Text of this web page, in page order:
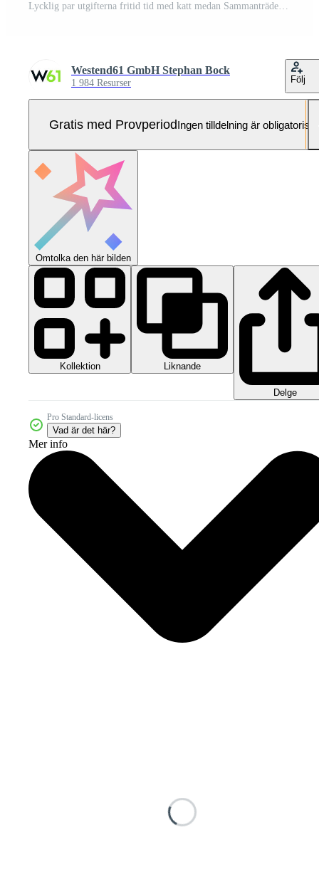
Lycklig par utgifterna fritid tid med katt medan Sammanträde på Hem Pro Foto
Westend61 GmbH Stephan Bock
1 984 Resurser Följ
Gratis med ProvperiodIngen tilldelning är obligatorisk
Omtolka den här bilden
Kollektion Liknande
Delge
Pro Standard-licens
Vad är det här?
Mer info